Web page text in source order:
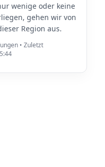
wenige oder keine
gehen wir von
Region aus.
• Zuletzt